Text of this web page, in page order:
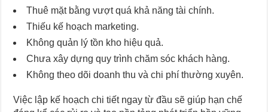
Thuê mặt bằng vượt quá khả năng tài chính.
Thiếu kế hoạch marketing.
Không quản lý tồn kho hiệu quả.
Chưa xây dựng quy trình chăm sóc khách hàng.
Không theo dõi doanh thu và chi phí thường xuyên.
Việc lập kế hoạch chi tiết ngay từ đầu sẽ giúp hạn chế